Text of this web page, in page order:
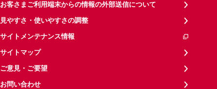
お客さまご利用端末からの情報の外部送信について
見やすさ・使いやすさの調整
サイトメンテナンス情報
サイトマップ
ご意見・ご要望
お問い合わせ